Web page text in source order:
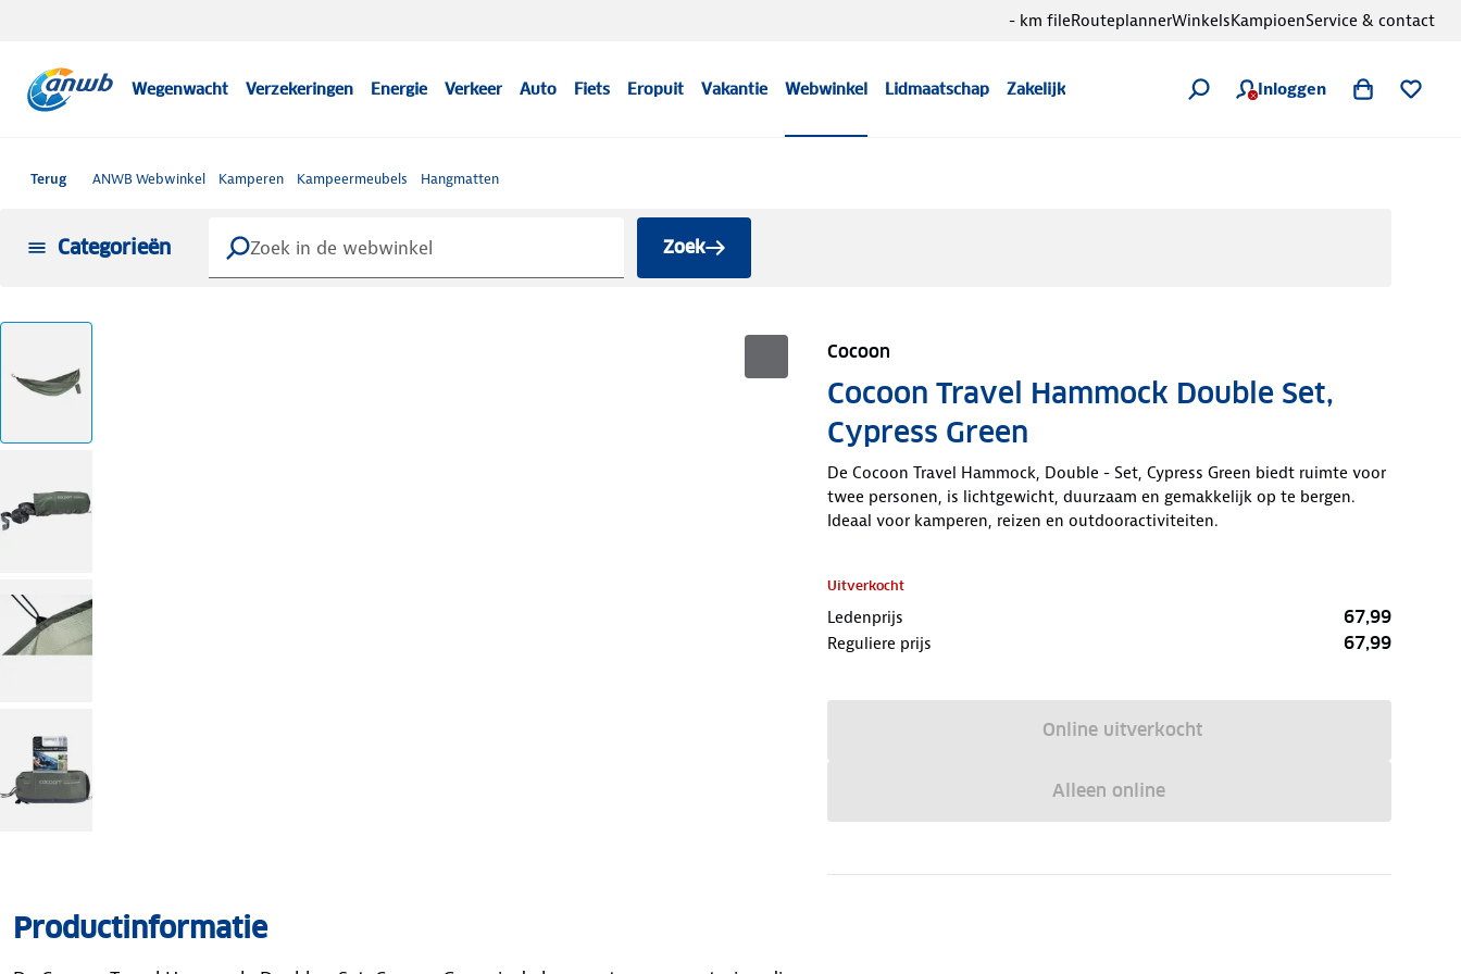
Wegenwacht Verzekeringen Energie Verkeer Auto Fiets Eropuit Vakantie Webwinkel Lidmaatschap Zakelijk Inloggen
- km fileRouteplannerWinkelsKampioenService & contact
Terug ANWB Webwinkel Kamperen Kampeermeubels Hangmatten
Categorieën Zoek
Cocoon
Cocoon Travel Hammock Double Set,
Cypress Green
De Cocoon Travel Hammock, Double - Set, Cypress Green biedt ruimte voor
twee personen, is lichtgewicht, duurzaam en gemakkelijk op te bergen.
Ideaal voor kamperen, reizen en outdooractiviteiten.
Uitverkocht
Ledenprijs 67,99
Reguliere prijs 67,99
Online uitverkocht
Alleen online
Productinformatie